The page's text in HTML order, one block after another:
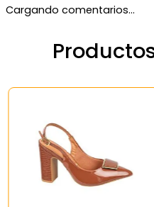
Cargando comentarios…